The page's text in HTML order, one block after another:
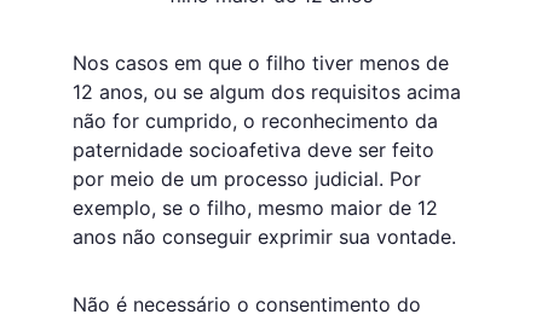
Nos casos em que o filho tiver menos de
12 anos, ou se algum dos requisitos acima
não for cumprido, o reconhecimento da
paternidade socioafetiva deve ser feito
por meio de um processo judicial. Por
exemplo, se o filho, mesmo maior de 12
anos não conseguir exprimir sua vontade.
Não é necessário o consentimento do